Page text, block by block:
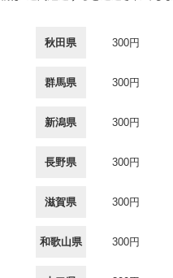
秋田県 300円
群馬県 300円
新潟県 300円
長野県 300円
滋賀県 300円
和歌山県 300円